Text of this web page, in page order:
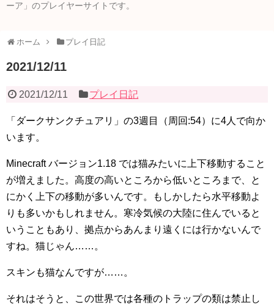
ーア」のプレイヤーサイトです。
ホーム プレイ日記
2021/12/11
2021/12/11 プレイ日記
「ダークサンクチュアリ」の3週目（周回:54）に4人で向か
います。
Minecraft バージョン1.18 では猫みたいに上下移動すること
が増えました。高度の高いところから低いところまで、と
にかく上下の移動が多いんです。もしかしたら水平移動よ
りも多いかもしれません。寒冷気候の大陸に住んでいると
いうこともあり、拠点からあんまり遠くには行かないんで
すね。猫じゃん……。
スキンも猫なんですが……。
それはそうと、この世界では各種のトラップの類は禁止し